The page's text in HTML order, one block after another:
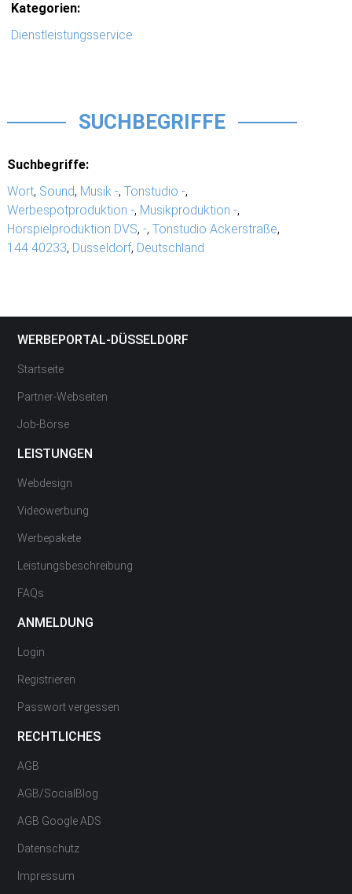
Kategorien:
Dienstleistungsservice
SUCHBEGRIFFE
Suchbegriffe:
Wort, Sound, Musik -, Tonstudio -,
Werbespotproduktion -, Musikproduktion -,
Hörspielproduktion DVS, -, Tonstudio Ackerstraße,
144 40233, Düsseldorf, Deutschland
WERBEPORTAL-DÜSSELDORF
Startseite
Partner-Webseiten
Job-Börse
LEISTUNGEN
Webdesign
Videowerbung
Werbepakete
Leistungsbeschreibung
FAQs
ANMELDUNG
Login
Registrieren
Passwort vergessen
RECHTLICHES
AGB
AGB/SocialBlog
AGB Google ADS
Datenschutz
Impressum